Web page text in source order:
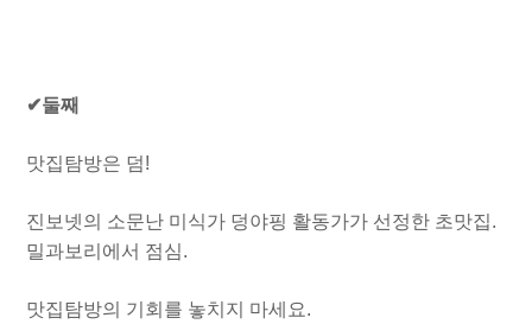
✔둘째
맛집탐방은 덤!
진보넷의 소문난 미식가 덩야핑 활동가가 선정한 초맛집.
밀과보리에서 점심.
맛집탐방의 기회를 놓치지 마세요.